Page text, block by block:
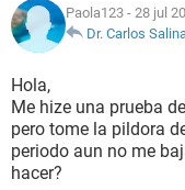
NUTRICIÓN
SEXUALIDAD
GLOSARIO
Paola123 - 28 jul
Dr. Carlos
Hola,
Me hize una prueba
pero tome la pildora
periodo aun no me
hacer?